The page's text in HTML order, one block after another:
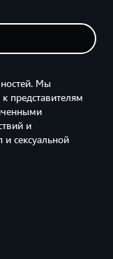
Мы
представителям
и
сексуальной